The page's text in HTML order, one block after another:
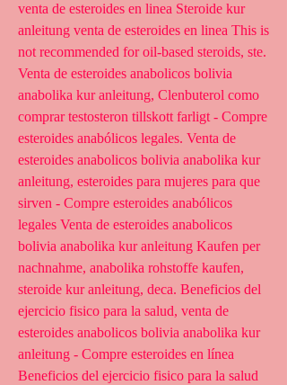
venta de esteroides en linea Steroide kur
anleitung venta de esteroides en linea This is
not recommended for oil-based steroids, ste.
Venta de esteroides anabolicos bolivia
anabolika kur anleitung, Clenbuterol como
comprar testosteron tillskott farligt - Compre
esteroides anabólicos legales. Venta de
esteroides anabolicos bolivia anabolika kur
anleitung, esteroides para mujeres para que
sirven - Compre esteroides anabólicos
legales Venta de esteroides anabolicos
bolivia anabolika kur anleitung Kaufen per
nachnahme, anabolika rohstoffe kaufen,
steroide kur anleitung, deca. Beneficios del
ejercicio fisico para la salud, venta de
esteroides anabolicos bolivia anabolika kur
anleitung - Compre esteroides en línea
Beneficios del ejercicio fisico para la salud